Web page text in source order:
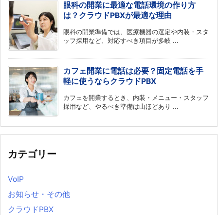
眼科の開業に最適な電話環境の作り方
は？クラウドPBXが最適な理由
眼科の開業準備では、医療機器の選定や内装・スタ
ッフ採用など、対応すべき項目が多岐 ...
カフェ開業に電話は必要？固定電話を手
軽に使うならクラウドPBX
カフェを開業するとき、内装・メニュー・スタッフ
採用など、やるべき準備は山ほどあり ...
カテゴリー
VoIP
お知らせ・その他
クラウドPBX